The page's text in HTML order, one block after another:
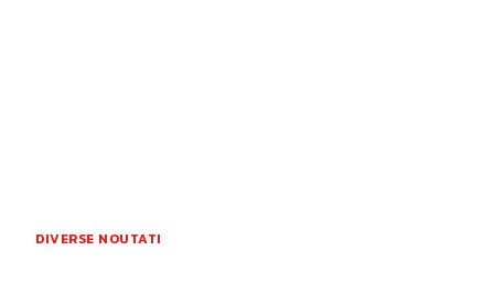
DIVERSE NOUTATI